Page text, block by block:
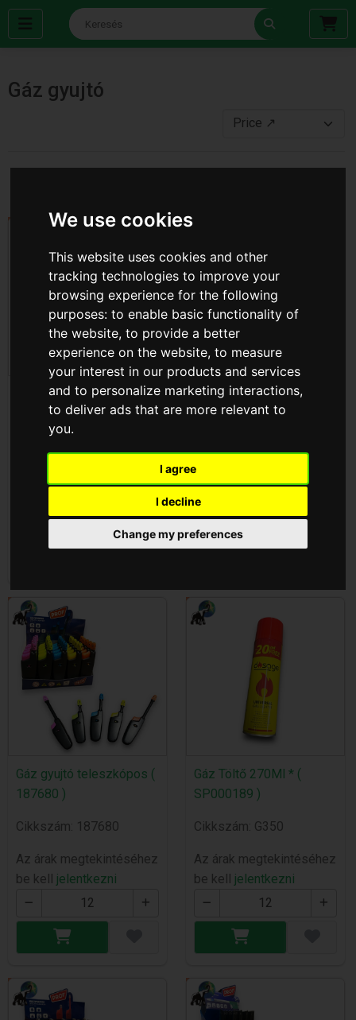
We use cookies
This website uses cookies and other
tracking technologies to improve your
browsing experience for the following
purposes:to enable basic functionality of
the website,to provide a better
experience on the website,to measure
your interest in our products and services
and to personalize marketing interactions,
to deliver ads that are more relevant to
you.
I agree
I decline
Change my preferences
Gáz gyujtó
Gáz Gyujtó ( DL-16 )
Az árak megtekintéséhez
Gáz Gyujtó Mini Fix* (
347100 )
Az árak megtekintéséhez
be kell
Gáz gyujtó teleszkópos (
187680 )
Cikkszám: 187680
Az árak megtekintéséhez
be kell jelentkezni
Gáz Töltő 270Ml * (
SP000189 )
Cikkszám: G350
Az árak megtekintéséhez
be kell jelentkezni